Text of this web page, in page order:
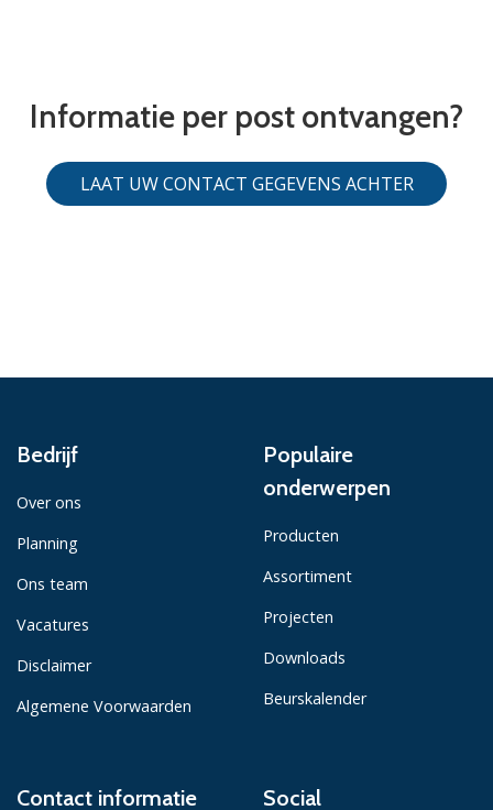
Informatie per post ontvangen?
LAAT UW CONTACT GEGEVENS ACHTER
Bedrijf
Over ons
Planning
Ons team
Vacatures
Disclaimer
Algemene Voorwaarden
Populaire
onderwerpen
Producten
Assortiment
Projecten
Downloads
Beurskalender
Contact informatie Social